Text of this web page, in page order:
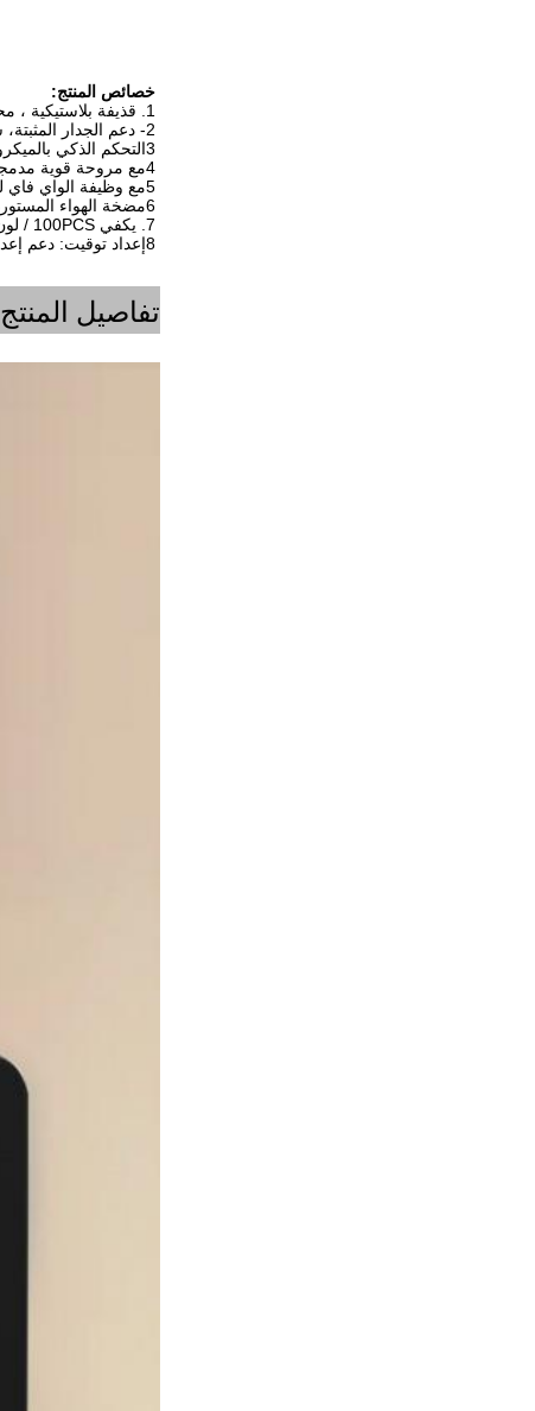
خصائص المنتج:
1. قذيفة بلاستيكية ، محمولة وتوفير تكلفة الشحن.
2- دعم الجدار المثبتة، سهلة التشغيل والتركيب، تغطي حوالي 300-500 متر مكعب.
3التحكم الذكي بالميكرو كمبيوتر، جهاز حماية مثبت داخلياً
4مع مروحة قوية مدمجة للمساعدة في نشر الرائحة
5مع وظيفة الواي فاي للخيار.
6مضخة الهواء المستوردة يمكن أن تعمل لأكثر من 8000 ساعة
7. يكفي 100PCS / لون، يمكن أن OEM شعارك أو نمط على لوحة الأمامية مجانا
8إعداد توقيت: دعم إعداد 5 أحداث.
تفاصيل المنتج